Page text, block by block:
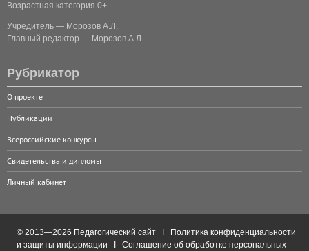
Возрастная категория 0+
Учредитель — Морозов А.Л.
Главный редактор — Морозов А.Л.
Рубрикатор
О проекте
Публикации
Всероссийские конкурсы
Свидетельства и дипломы
Личный кабинет
© 2013—2026 Педагогический сайт I
Политика конфиденциальности
и защиты информации
Соглашение об обработке персональных